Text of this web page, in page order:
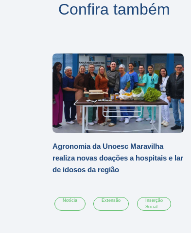
Confira também
Agronomia da Unoesc Maravilha
realiza novas doações a hospitais e lar
de idosos da região
Notícia Extensão
Inserção
Social